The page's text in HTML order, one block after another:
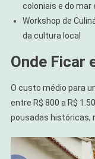
coloniais e do
Workshop de
da cultura local
Onde Ficar
O custo médio para
entre R$ 800 a R$
pousadas históricas,